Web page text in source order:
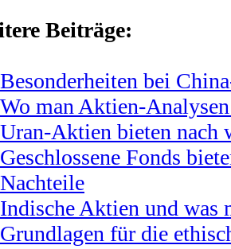
Beiträge:
Besonderheiten bei
Wo man Aktien-
Uran-Aktien bieten nach
Geschlossene Fonds
Nachteile
Indische Aktien und was
Grundlagen für die